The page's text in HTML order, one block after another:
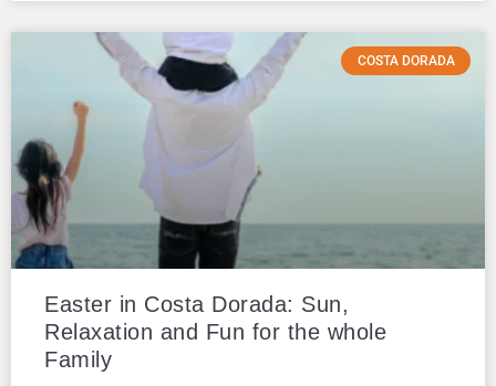
COSTA DORADA
Easter in Costa Dorada: Sun,
Relaxation and Fun for the whole
Family